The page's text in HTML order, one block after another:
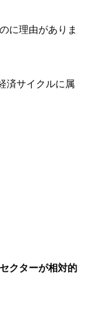
に理由がありま
済サイクルに属
クターが相対的